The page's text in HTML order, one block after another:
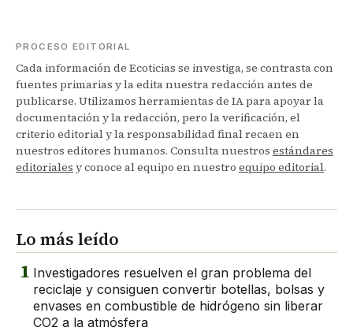
PROCESO EDITORIAL
Cada información de Ecoticias se investiga, se contrasta con
fuentes primarias y la edita nuestra redacción antes de
publicarse. Utilizamos herramientas de IA para apoyar la
documentación y la redacción, pero la verificación, el
criterio editorial y la responsabilidad final recaen en
nuestros editores humanos. Consulta nuestros estándares
editoriales y conoce al equipo en nuestro equipo editorial.
Lo más leído
1 Investigadores resuelven el gran problema del
reciclaje y consiguen convertir botellas, bolsas y
envases en combustible de hidrógeno sin liberar
CO2 a la atmósfera